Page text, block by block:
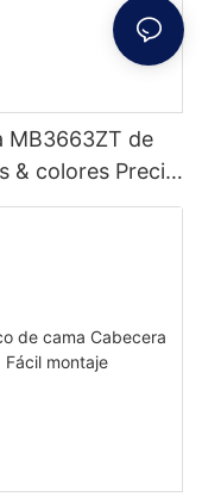
MB3663ZT de
& colores Precio